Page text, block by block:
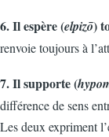
6. Il espère (elpizō)
renvoie toujours à
7. Il supporte (
différence de sens
Les deux expriment